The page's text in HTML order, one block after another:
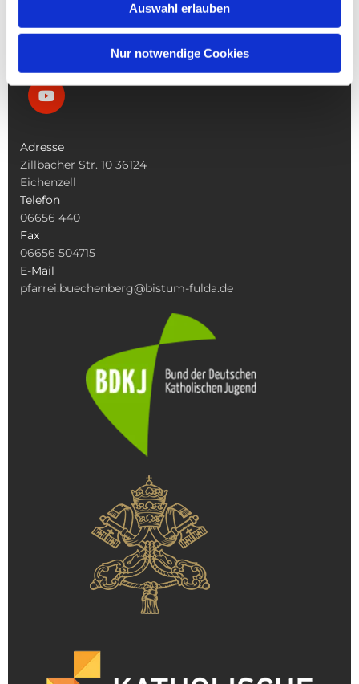
Auswahl erlauben
Nur notwendige Cookies
Adresse
Zillbacher Str. 10 36124
Eichenzell
Telefon
06656 440
Fax
06656 504715
E-Mail
pfarrei.buechenberg@bistum-fulda.de